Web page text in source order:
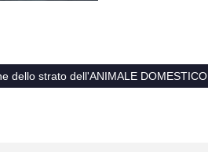
dello strato dell'ANIMALE DOMESTICO